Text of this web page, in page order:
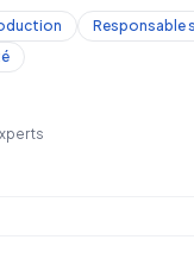
la maintenance</
qui font avancer
Responsable